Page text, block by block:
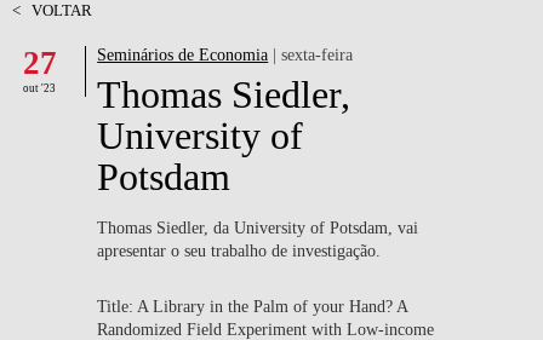
DOCENTES E INVESTIGAÇÃO
COMUNIDADE
LIFE AT NOVA SBE
WHAT'S HAPPENING
< VOLTAR
27
out '23
Seminários de Economia | sexta-feira
Thomas Siedler,
University of
Potsdam
Thomas Siedler, da University of Potsdam, vai
apresentar o seu trabalho de investigação.
Title: A Library in the Palm of your Hand? A
Randomized Field Experiment with Low-income